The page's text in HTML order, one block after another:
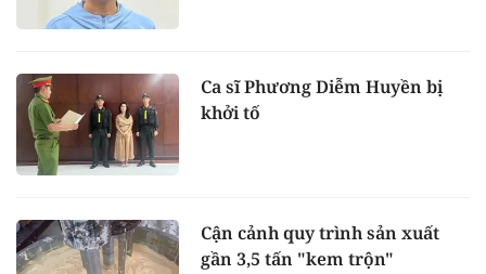
Ca sĩ Phương Diễm Huyền bị
khởi tố
Cận cảnh quy trình sản xuất
gần 3,5 tấn "kem trộn"